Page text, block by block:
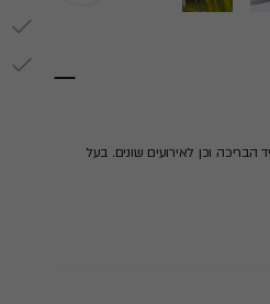
וכן לאירועים שונים. בעל